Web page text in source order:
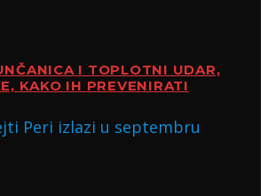
I TOPLOTNI UDAR,
KAKO IH PREVENIRATI